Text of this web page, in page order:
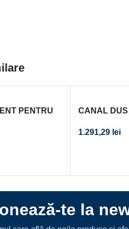
PENTRU
CANAL
CANAL
90CM CAL. I
1.291,29 lei
te la